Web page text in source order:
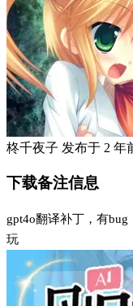
柊千夜子 发布于 2 年
下载备注信息
gpt4o翻译补丁，有
玩